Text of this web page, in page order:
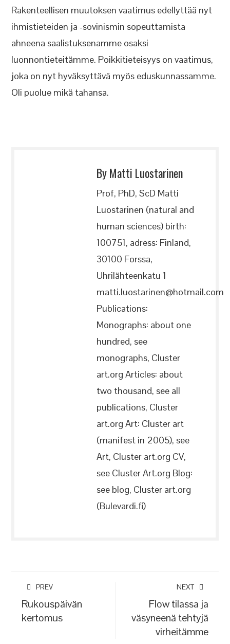
Rakenteellisen muutoksen vaatimus edellyttää nyt
ihmistieteiden ja -sovinismin sopeuttamista
ahneena saalistuksenamme osaksi
luonnontieteitämme. Poikkitieteisyys on vaatimus,
joka on nyt hyväksyttävä myös eduskunnassamme.
Oli puolue mikä tahansa.
By Matti Luostarinen
Prof, PhD, ScD Matti
Luostarinen (natural and
human sciences) birth:
100751, adress: Finland,
30100 Forssa,
Uhrilähteenkatu 1
matti.luostarinen@hotmail.com
Publications:
Monographs: about one
hundred, see
monographs, Cluster
art.org Articles: about
two thousand, see all
publications, Cluster
art.org Art: Cluster art
(manifest in 2005), see
Art, Cluster art.org CV,
see Cluster Art.org Blog:
see blog, Cluster art.org
(Bulevardi.fi)
PREV
Rukouspäivän
kertomus
NEXT
Flow tilassa ja
väsyneenä tehtyjä
virheitämme